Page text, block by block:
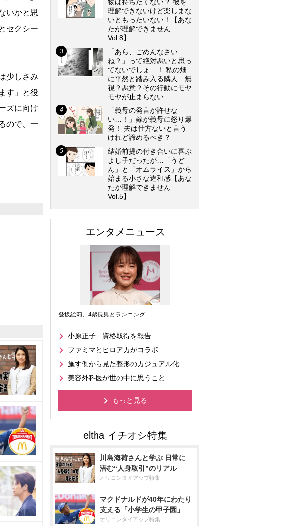
いかと思
セクシー
少しさみ
す」と役
ズに向け
ので、一
物は持ちたくない？ 彼を
理解できないけど楽しまな
いともったいない！【あな
たが理解できません
Vol.8】
「あら、ごめんなさい
ね？」って絶対悪いと思っ
てないでしょ…！ 私の畑
に平然と踏み入る隣人…無
視？悪意？その行動にモヤ
モヤが止まらない
「義母の発言が許せな
い…！」嫁が義母に怒り爆
発！ 夫は仕方ないと言う
けれど諦めるべき？
結婚前提の付き合いに喜ぶ
よし子だったが…「うど
ん」と「オムライス」から
始まる小さな違和感【あな
たが理解できません
Vol.5】
エンタメニュース
登坂絵莉、4歳長男とランニング
小原正子、資格取得を報告
ファミマとヒロアカがコラボ
施す側から見た整形のカジュアル化
美容外科医が世の中に思うこと
もっと見る
川島海荷さんと学ぶ 日常に
潜む“人身取引”のリアル
オリコンタイアップ特集
マクドナルドが40年にわたり
支える「小学生の甲子園」
オリコンタイアップ特集